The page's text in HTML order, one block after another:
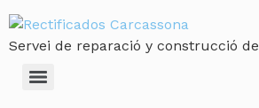
Servei de reparació y construcció